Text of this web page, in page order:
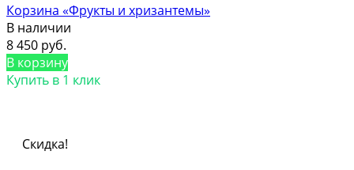
Корзина «Фрукты и хризантемы»
В наличии
8 450 руб.
В корзину
Купить в 1 клик
Скидка!